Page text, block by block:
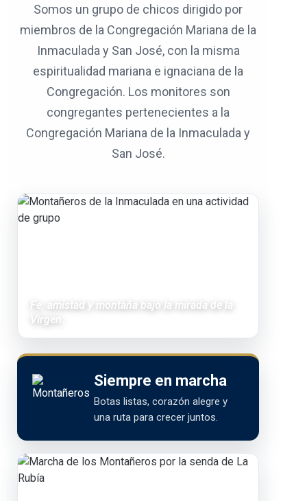
Somos un grupo de chicos dirigido por
miembros de la Congregación Mariana de la
Inmaculada y San José, con la misma
espiritualidad mariana e ignaciana de la
Congregación. Los monitores son
congregantes pertenecientes a la
Congregación Mariana de la Inmaculada y
San José.
Fe, amistad y montaña bajo la mirada de la
Virgen.
Siempre en marcha
Botas listas, corazón alegre y
una ruta para crecer juntos.